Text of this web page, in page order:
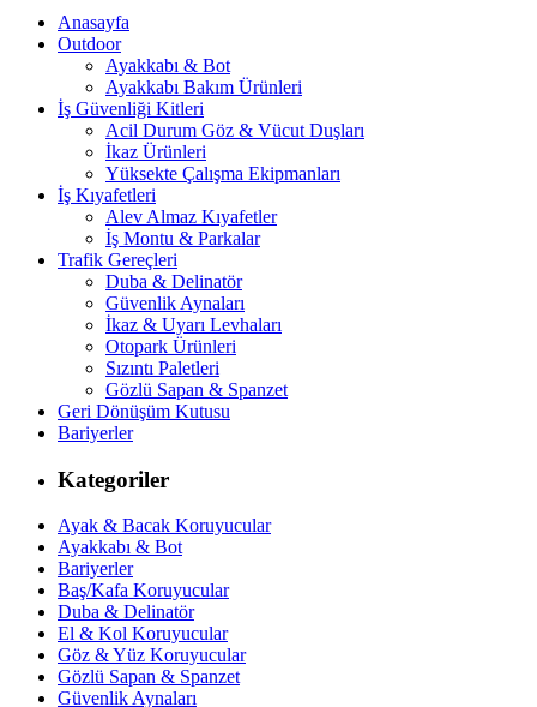
Anasayfa
Outdoor
Ayakkabı & Bot
Ayakkabı Bakım Ürünleri
İş Güvenliği Kitleri
Acil Durum Göz & Vücut Duşları
İkaz Ürünleri
Yüksekte Çalışma Ekipmanları
İş Kıyafetleri
Alev Almaz Kıyafetler
İş Montu & Parkalar
Trafik Gereçleri
Duba & Delinatör
Güvenlik Aynaları
İkaz & Uyarı Levhaları
Otopark Ürünleri
Sızıntı Paletleri
Gözlü Sapan & Spanzet
Geri Dönüşüm Kutusu
Bariyerler
Kategoriler
Ayak & Bacak Koruyucular
Ayakkabı & Bot
Bariyerler
Baş/Kafa Koruyucular
Duba & Delinatör
El & Kol Koruyucular
Göz & Yüz Koruyucular
Gözlü Sapan & Spanzet
Güvenlik Aynaları